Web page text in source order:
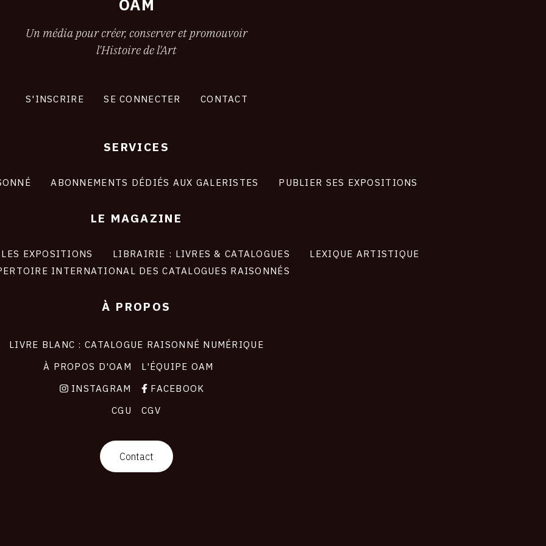
OAM
Un média pour créer, conserver et promouvoir
l'Histoire de l'Art
S'INSCRIRE SE CONNECTER CONTACT
SERVICES
ABONNEMENTS DÉDIÉS AUX GALERISTES PUBLIER SES EXPOSITIONS
LE MAGAZINE
LES EXPOSITIONS LIBRAIRIE : LIVRES & CATALOGUES
LEXIQUE ARTISTIQUE
INTERNATIONAL DES CATALOGUES RAISONNÉS
À PROPOS
LIVRE BLANC : CATALOGUE RAISONNÉ NUMÉRIQUE
À PROPOS D'OAM
L'ÉQUIPE OAM
INSTAGRAM
FACEBOOK
CGU
CGV
Contact